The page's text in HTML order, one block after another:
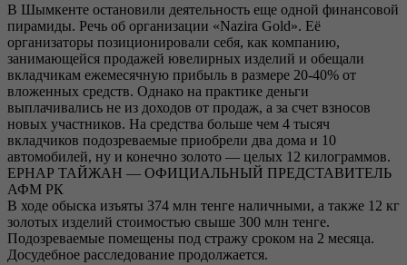
В Шымкенте остановили деятельность еще одной финансовой
пирамиды. Речь об организации «Nazira Gold». Её
организаторы позиционировали себя, как компанию,
занимающейся продажей ювелирных изделий и обещали
вкладчикам ежемесячную прибыль в размере 20-40% от
вложенных средств. Однако на практике деньги
выплачивались не из доходов от продаж, а за счет взносов
новых участников. На средства больше чем 4 тысяч
вкладчиков подозреваемые приобрели два дома и 10
автомобилей, ну и конечно золото — целых 12 килограммов.
ЕРНАР ТАЙЖАН — ОФИЦИАЛЬНЫЙ ПРЕДСТАВИТЕЛЬ
АФМ РК
В ходе обыска изъяты 374 млн тенге наличными, а также 12 кг
золотых изделий стоимостью свыше 300 млн тенге.
Подозреваемые помещены под стражу сроком на 2 месяца.
Досудебное расследование продолжается.